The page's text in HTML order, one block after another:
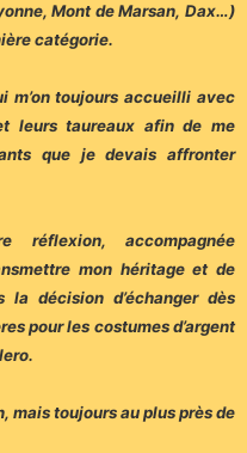
Mont de Marsan, Dax…)
catégorie.
m’on toujours accueilli avec
leurs taureaux afin de me
que je devais affronter
réflexion, accompagnée
mon héritage et de
la décision d’échanger dès
pour les costumes d’argent
mais toujours au plus près de